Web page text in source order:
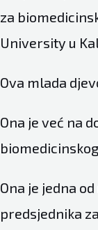
za
University u
Ova mlada
Ona je već na
Ona je jedna
predsjednika